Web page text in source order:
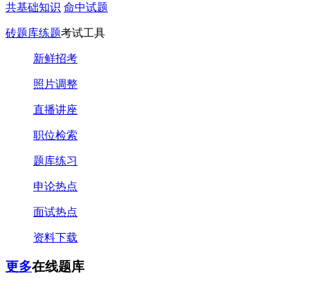
共基础知识 命中试题
砖题库练题考试工具
新鲜招考
照片调整
直播讲座
职位检索
题库练习
申论热点
面试热点
资料下载
更多在线题库